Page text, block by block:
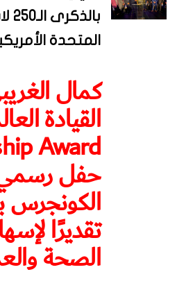
المتحدة
كمال
حفل
تقديرًا
الصحة